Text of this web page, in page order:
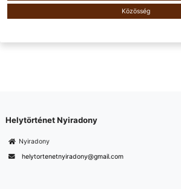
Közösség
Helytörténet Nyiradony
Nyiradony
helytortenetnyiradony@gmail.com